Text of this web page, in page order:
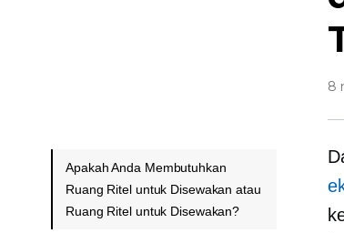
8
Apakah Anda Membutuhkan
Ruang Ritel untuk Disewakan atau
Ruang Ritel untuk Disewakan?